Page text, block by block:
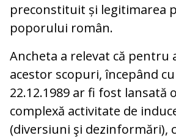
preconstituit și legitimarea
poporului român.
Ancheta a relevat că pentru
acestor scopuri, începând
22.12.1989 ar fi fost lansată
complexă activitate de
(diversiuni şi dezinformări),